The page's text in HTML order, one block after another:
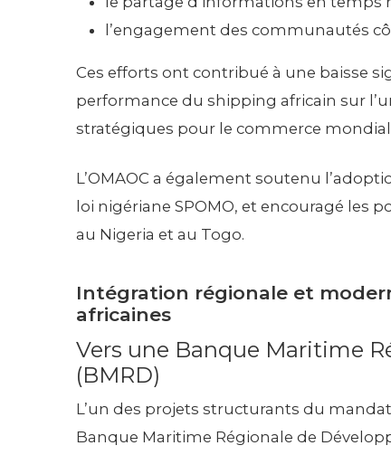
l’engagement des communautés
Ces efforts ont contribué à une baisse
performance du shipping africain sur
stratégiques pour le commerce
L’OMAOC a également soutenu
loi nigériane SPOMO, et encouragé les
au Nigeria et au Togo.
Intégration régionale et
africaines
Vers une Banque Maritime
(BMRD)
L’un des projets structurants du
Banque Maritime Régionale de